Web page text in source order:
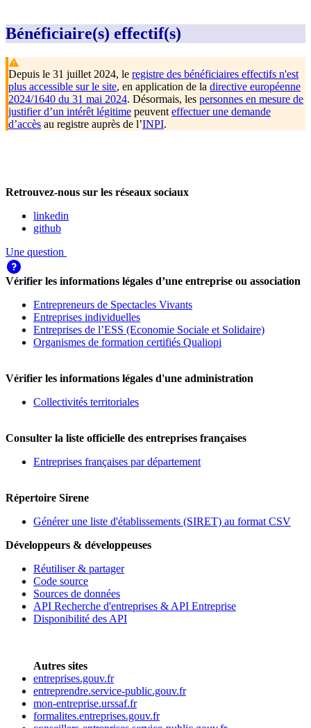
Bénéficiaire(s) effectif(s)
Depuis le 31 juillet 2024, le registre des bénéficiaires effectifs n'est
plus accessible sur le site, en application de la directive européenne
2024/1640 du 31 mai 2024. Désormais, les personnes en mesure de
justifier d’un intérêt légitime peuvent effectuer une demande
d’accès au registre auprès de l’INPI.
Retrouvez-nous sur les réseaux sociaux
linkedin
github
Une question
Vérifier les informations légales d’une entreprise ou association
Entrepreneurs de Spectacles Vivants
Entreprises individuelles
Entreprises de l’ESS (Economie Sociale et Solidaire)
Organismes de formation certifiés Qualiopi
Vérifier les informations légales d'une administration
Collectivités territoriales
Consulter la liste officielle des entreprises françaises
Entreprises françaises par département
Répertoire Sirene
Générer une liste d'établissements (SIRET) au format CSV
Développeurs & développeuses
Réutiliser & partager
Code source
Sources de données
API Recherche d'entreprises & API Entreprise
Disponibilité des API
Autres sites
entreprises.gouv.fr
entreprendre.service-public.gouv.fr
mon-entreprise.urssaf.fr
formalites.entreprises.gouv.fr